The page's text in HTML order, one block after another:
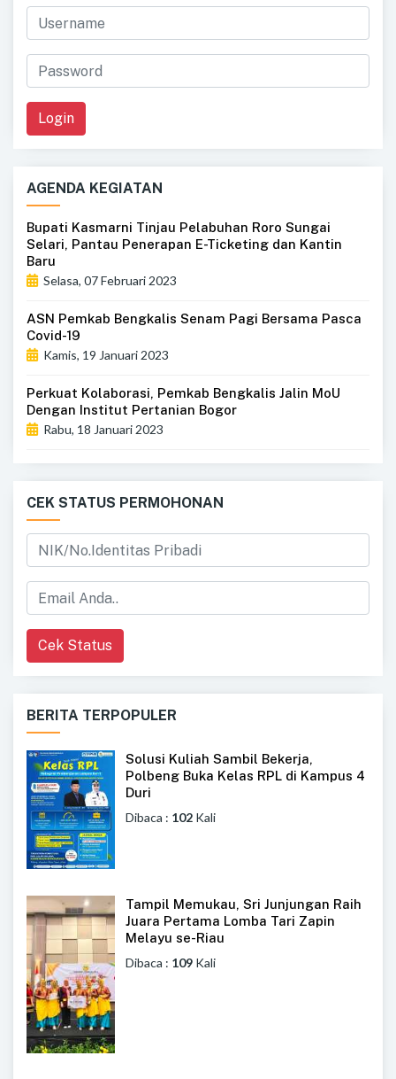
Login
AGENDA KEGIATAN
Bupati Kasmarni Tinjau Pelabuhan Roro Sungai
Selari, Pantau Penerapan E-Ticketing dan Kantin
Baru
Selasa, 07 Februari 2023
ASN Pemkab Bengkalis Senam Pagi Bersama Pasca
Covid-19
Kamis, 19 Januari 2023
Perkuat Kolaborasi, Pemkab Bengkalis Jalin MoU
Dengan Institut Pertanian Bogor
Rabu, 18 Januari 2023
CEK STATUS PERMOHONAN
Cek Status
BERITA TERPOPULER
Solusi Kuliah Sambil Bekerja,
Polbeng Buka Kelas RPL di Kampus 4
Duri
Dibaca : 102 Kali
Tampil Memukau, Sri Junjungan Raih
Juara Pertama Lomba Tari Zapin
Melayu se-Riau
Dibaca : 109 Kali